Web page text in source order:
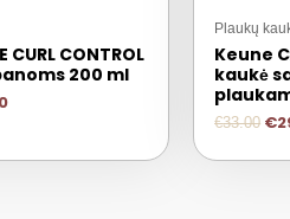
CURL CONTROL
200 ml
Plaukų
Keune
kaukė
€33.00 €